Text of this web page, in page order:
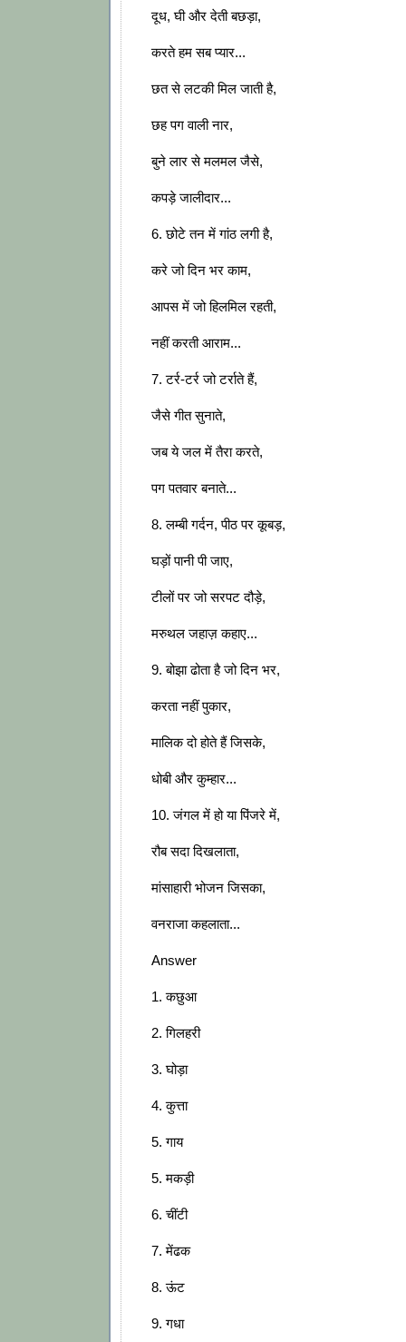
दूध, घी और देती बछड़ा,
करते हम सब प्यार...
छत से लटकी मिल जाती है,
छह पग वाली नार,
बुने लार से मलमल जैसे,
कपड़े जालीदार...
6. छोटे तन में गांठ लगी है,
करे जो दिन भर काम,
आपस में जो हिलमिल रहती,
नहीं करती आराम...
7. टर्र-टर्र जो टर्राते हैं,
जैसे गीत सुनाते,
जब ये जल में तैरा करते,
पग पतवार बनाते...
8. लम्बी गर्दन, पीठ पर कूबड़,
घड़ों पानी पी जाए,
टीलों पर जो सरपट दौड़े,
मरुथल जहाज़ कहाए...
9. बोझा ढोता है जो दिन भर,
करता नहीं पुकार,
मालिक दो होते हैं जिसके,
धोबी और कुम्हार...
10. जंगल में हो या पिंजरे में,
रौब सदा दिखलाता,
मांसाहारी भोजन जिसका,
वनराजा कहलाता...
Answer
1. कछुआ
2. गिलहरी
3. घोड़ा
4. कुत्ता
5. गाय
5. मकड़ी
6. चींटी
7. मेंढक
8. ऊंट
9. गधा